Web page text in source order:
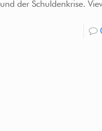
und der Schuldenkrise.